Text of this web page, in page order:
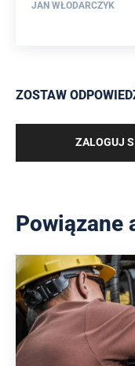
JAN WŁODARCZYK
ZOSTAW
ZALOGUJ
Powiązane